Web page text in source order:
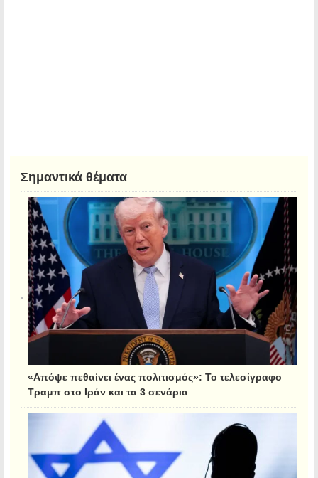
Σημαντικά θέματα
«Απόψε πεθαίνει ένας πολιτισμός»: Το τελεσίγραφο
Τραμπ στο Ιράν και τα 3 σενάρια